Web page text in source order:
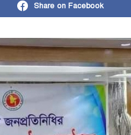
Share on Facebook